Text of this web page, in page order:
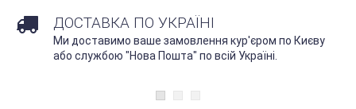
ДОСТАВКА ПО УКРАЇНІ
Ми доставимо ваше замовлення кур'єром по Києву
або службою "Нова Пошта" по всій Україні.